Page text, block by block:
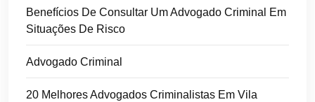
Benefícios De Consultar Um Advogado Criminal Em
Situações De Risco
Advogado Criminal
20 Melhores Advogados Criminalistas Em Vila